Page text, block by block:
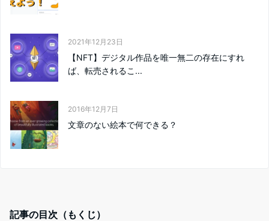
2021年12月23日
【NFT】デジタル作品を唯一無二の存在にすれ
ば、転売されるこ...
2016年12月7日
文章のない絵本で何できる？
記事の目次（もくじ）